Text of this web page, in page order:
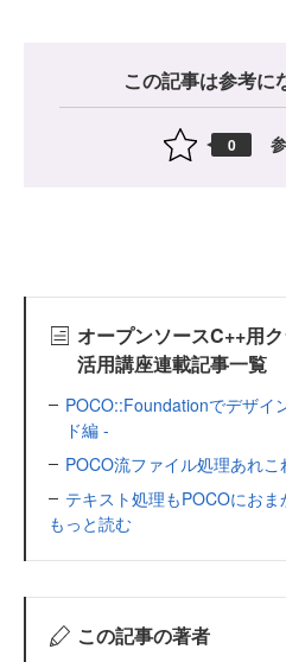
この記事は参考に
0
オープンソースC++用
活用講座連載記事一覧
POCO::Foundationでデザイ
ド編 -
POCO流ファイル処理あれこ
テキスト処理もPOCOにおま
もっと読む
この記事の著者